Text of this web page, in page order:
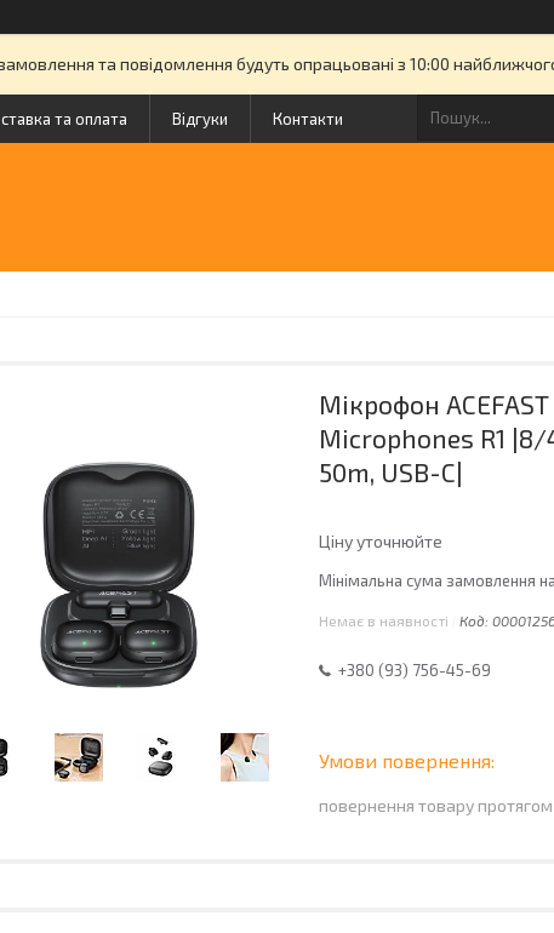
замовлення та повідомлення будуть опрацьовані з 10:00
та оплата Відгуки Контакти
Мікрофон
Microphones R1 |8/
50m, USB-C|
Ціну уточнюйте
Мінімальна сума замовлення
Немає в наявності Код:
+380 (93) 756-45-69
повернення товару протягом